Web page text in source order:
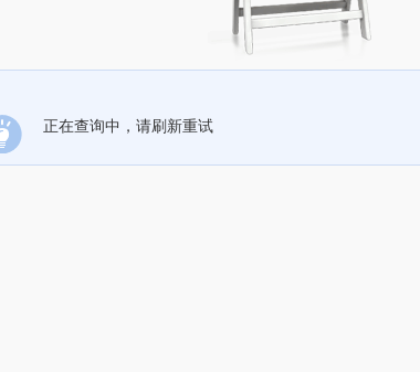
正在查询中，请刷新重试